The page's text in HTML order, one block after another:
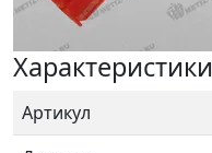
Характеристики
Артикул